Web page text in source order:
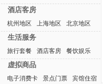
酒店客房
杭州地区 上海地区 北京地区
生活服务
旅行套餐 酒店客房 餐饮娱乐
虚拟商品
电子消费卡 景点门票 宾馆住宿